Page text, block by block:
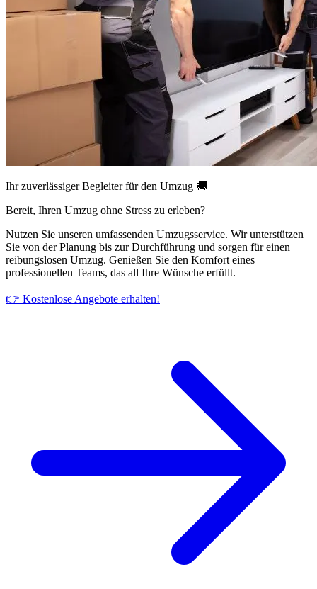
Ihr zuverlässiger Begleiter für den Umzug 🚚
Bereit, Ihren Umzug ohne Stress zu erleben?
Nutzen Sie unseren umfassenden Umzugsservice. Wir unterstützen
Sie von der Planung bis zur Durchführung und sorgen für einen
reibungslosen Umzug. Genießen Sie den Komfort eines
professionellen Teams, das all Ihre Wünsche erfüllt.
👉 Kostenlose Angebote erhalten!